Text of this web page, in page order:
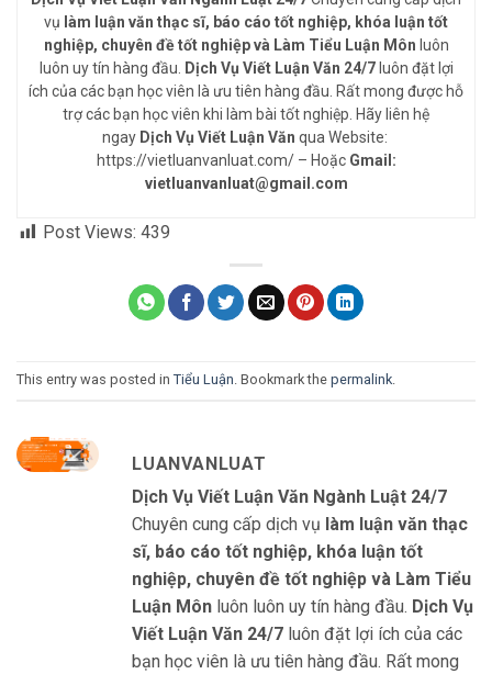
vụ làm luận văn thạc sĩ, báo cáo tốt nghiệp, khóa luận tốt
nghiệp, chuyên đề tốt nghiệp và Làm Tiểu Luận Môn luôn
luôn uy tín hàng đầu.
Dịch Vụ Viết Luận Văn 24/7luôn đặt lợi
ích của các bạn học viên là ưu tiên hàng đầu. Rất mong được hỗ
trợ các bạn học viên khi làm bài tốt nghiệp. Hãy liên hệ
ngay Dịch Vụ Viết Luận Văn qua Website:
https://vietluanvanluat.com/ – Hoặc Gmail:
vietluanvanluat@gmail.com
Post Views: 439
This entry was posted in Tiểu Luận. Bookmark the permalink.
LUANVANLUAT
Dịch Vụ Viết Luận Văn Ngành Luật 24/7
Chuyên cung cấp dịch vụ làm luận văn thạc
sĩ, báo cáo tốt nghiệp, khóa luận tốt
nghiệp, chuyên đề tốt nghiệp và Làm Tiểu
Luận Môn luôn luôn uy tín hàng đầu. Dịch Vụ
Viết Luận Văn 24/7 luôn đặt lợi ích của các
bạn học viên là ưu tiên hàng đầu. Rất mong